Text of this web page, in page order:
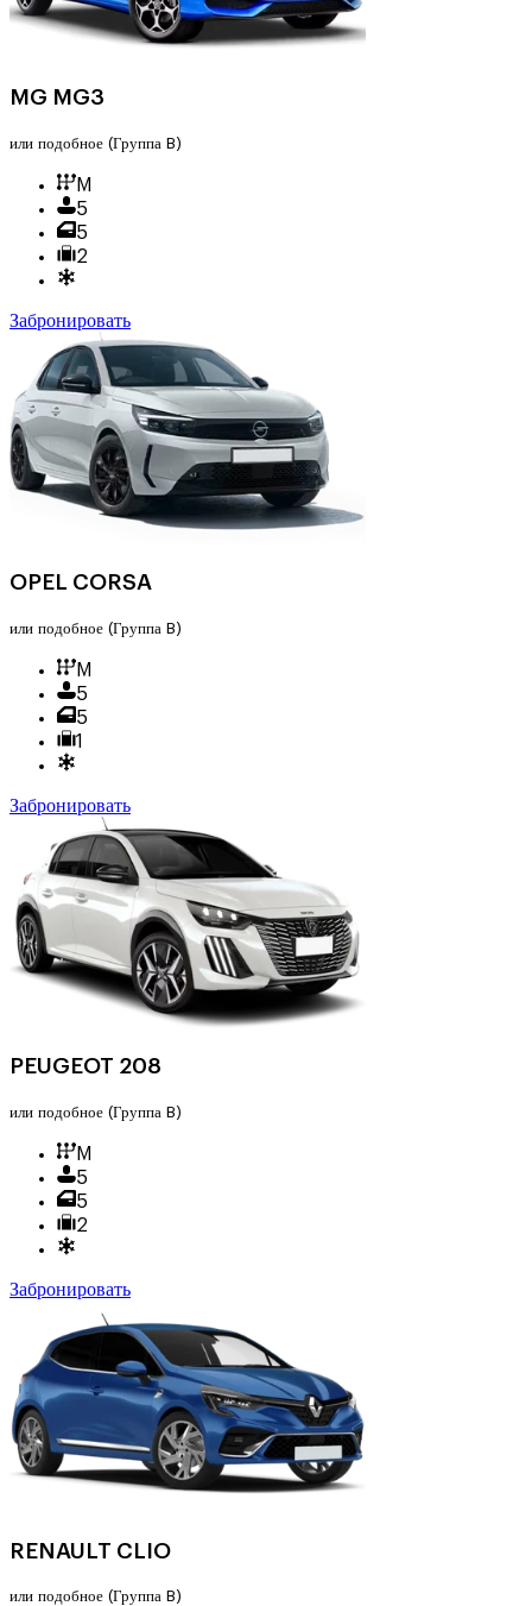
MG MG3
или подобное (Группа B)
M
5
5
2
Забронировать
OPEL CORSA
или подобное (Группа B)
M
5
5
1
Забронировать
PEUGEOT 208
или подобное (Группа B)
M
5
5
2
Забронировать
RENAULT CLIO
или подобное (Группа B)